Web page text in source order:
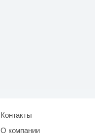
Контакты
О компании